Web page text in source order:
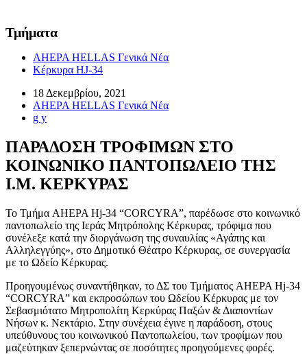
Τμήματα
AHEPA HELLAS Γενικά Νέα
Κέρκυρα HJ-34
18 Δεκεμβρίου, 2021
AHEPA HELLAS Γενικά Νέα
g y
ΠΑΡΑΔΟΣΗ ΤΡΟΦΙΜΩΝ ΣΤΟ
ΚΟΙΝΩΝΙΚΟ ΠΑΝΤΟΠΩΛΕΙΟ ΤΗΣ
Ι.Μ. ΚΕΡΚΥΡΑΣ
Το Τμήμα AHEPA Hj-34 “CORCYRA”, παρέδωσε στο κοινωνικό
παντοπωλείο της Ιεράς Μητρόπολης Κέρκυρας, τρόφιμα που
συνέλεξε κατά την διοργάνωση της συναυλίας «Αγάπης και
Αλληλεγγύης», στο Δημοτικό Θέατρο Κέρκυρας, σε συνεργασία
με το Ωδείο Κέρκυρας.
Προηγουμένως συναντήθηκαν, το ΔΣ του Τμήματος AHEPA Hj-34
“CORCYRA” και εκπροσώπων του Ωδείου Κέρκυρας με τον
Σεβασμιότατο Μητροπολίτη Κερκύρας Παξών & Διαποντίων
Νήσων κ. Νεκτάριο. Στην συνέχεια έγινε η παράδοση, στους
υπεύθυνους του κοινωνικού Παντοπωλείου, των τροφίμων που
μαζεύτηκαν ξεπερνώντας σε ποσότητες προηγούμενες φορές.